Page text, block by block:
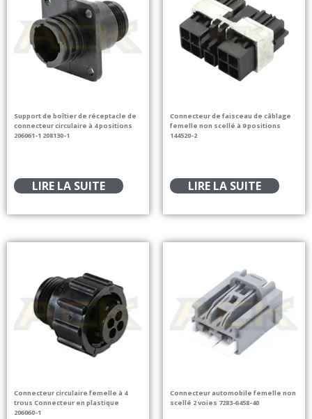
Support de boîtier de réceptacle de
connecteur circulaire à 4 positions
206061-1 208130-1
LIRE LA SUITE
Connecteur de faisceau de câblage
femelle non scellé à 9 positions
144520-2
LIRE LA SUITE
Connecteur circulaire femelle à 4
trous Connecteur en plastique
206060-1
Connecteur automobile femelle non
scellé 2 voies 7283-6458-40